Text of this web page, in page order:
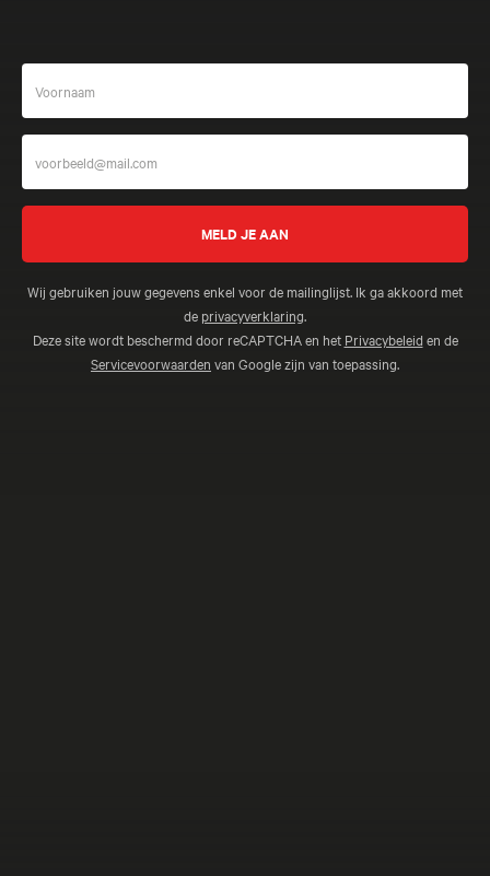
Wij gebruiken jouw gegevens enkel voor de mailinglijst. Ik ga akkoord met
de privacyverklaring.
Deze site wordt beschermd door reCAPTCHA en het Privacybeleid en de
Servicevoorwaarden van Google zijn van toepassing.